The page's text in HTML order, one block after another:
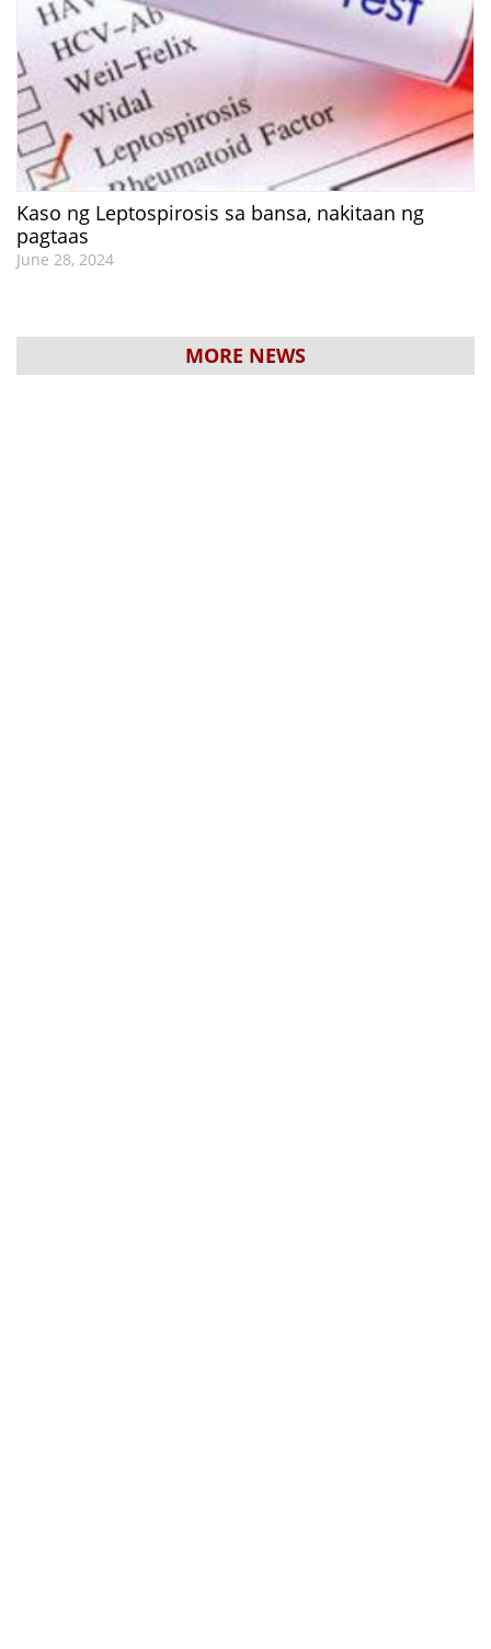
Kaso ng Leptospirosis sa bansa, nakitaan ng
pagtaas
June 28, 2024
MORE NEWS